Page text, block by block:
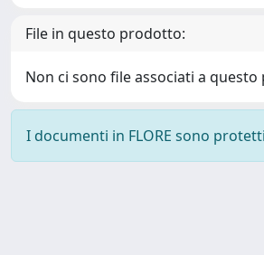
File in questo prodotto:
Non ci sono file associati a
I documenti in FLORE sono